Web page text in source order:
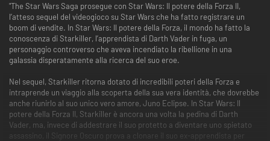
"The Star Wars Saga prosegue con Star Wars: Il potere della Forza II,
l’atteso sequel del videogioco su Star Wars che ha fatto registrare un
boom di vendite. In Star Wars: Il potere della Forza, il mondo ha fatto la
conoscenza di Starkiller, l’apprendista di Darth Vader in fuga, un
personaggio controverso che aveva incendiato la ribellione in una
galassia disperatamente alla ricerca del suo eroe.
Nel sequel, Starkiller ritorna dotato di incredibili poteri della Forza e
intraprende un viaggio alla scoperta della sua vera identità, che dovrebbe
anche riunirlo al suo unico vero amore, Juno Eclipse. In Star Wars: Il
potere della Forza II, Starkiller è ancora una volta la pedina di Darth
Vader, ma, invece di addestrare il suo protetto a diventare uno spietato
assassino, il Signore Oscuro prova a clonare il suo ex-apprendista per